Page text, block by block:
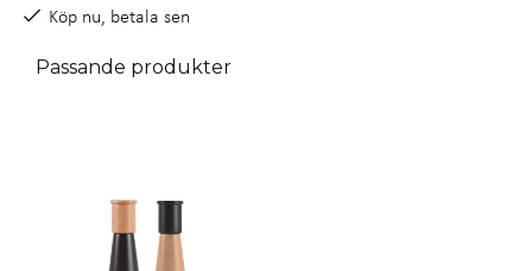
Köp nu, betala sen
Passande produkter